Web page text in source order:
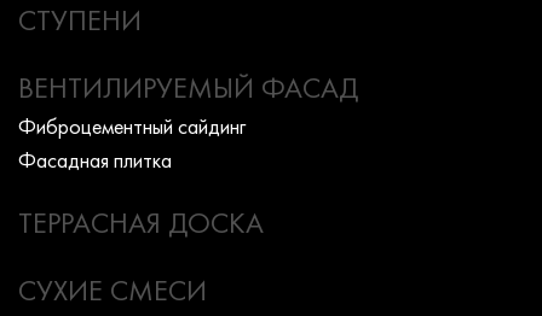
СТУПЕНИ
ВЕНТИЛИРУЕМЫЙ ФАСАД
Фиброцементный сайдинг
Фасадная плитка
ТЕРРАСНАЯ ДОСКА
СУХИЕ СМЕСИ